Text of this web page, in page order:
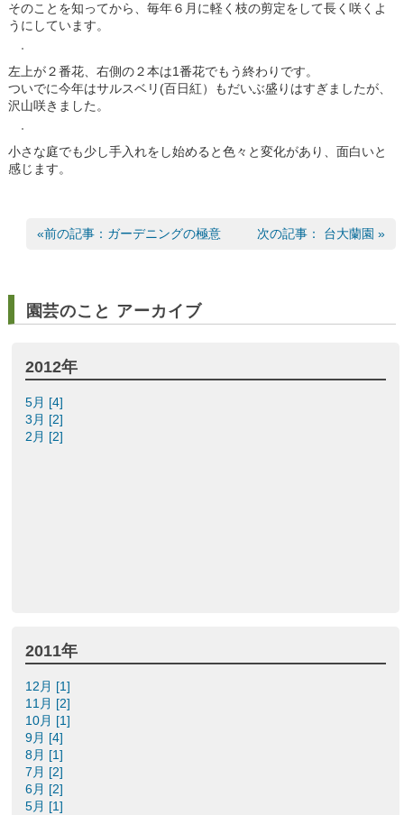
そのことを知ってから、毎年６月に軽く枝の剪定をして長く咲くよ
うにしています。
左上が２番花、右側の２本は1番花でもう終わりです。
ついでに今年はサルスベリ(百日紅）もだいぶ盛りはすぎましたが、
沢山咲きました。
小さな庭でも少し手入れをし始めると色々と変化があり、面白いと
感じます。
«前の記事：ガーデニングの極意 次の記事： 台大蘭園 »
園芸のこと アーカイブ
2012年
5月 [4]
3月 [2]
2月 [2]
2011年
12月 [1]
11月 [2]
10月 [1]
9月 [4]
8月 [1]
7月 [2]
6月 [2]
5月 [1]